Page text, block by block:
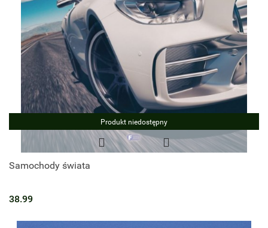
Produkt niedostępny
Samochody świata
38.99